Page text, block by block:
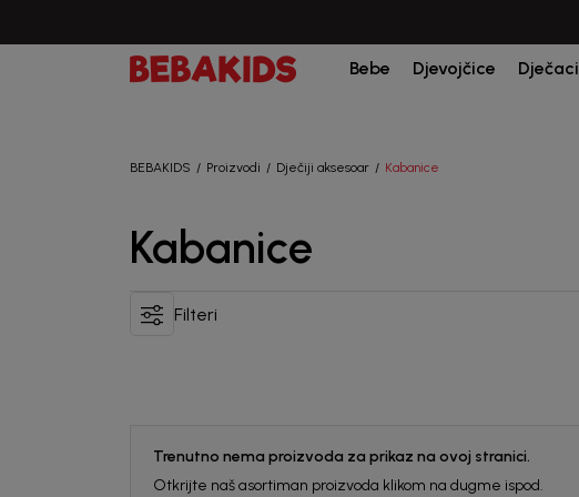
Bebe Djevojčice Dječaci
BEBAKIDS Proizvodi Dječiji aksesoar Kabanice
Kabanice
Filteri
Trenutno nema proizvoda za prikaz na ovoj stranici.
Otkrijte naš asortiman proizvoda klikom na dugme ispod.